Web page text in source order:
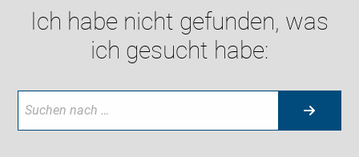
Ich habe nicht gefunden, was
ich gesucht habe: